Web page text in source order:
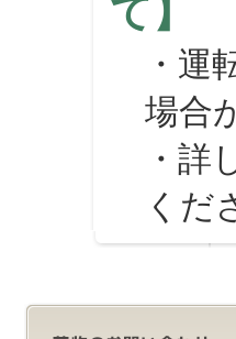
て】
・運
場合
・詳
くだ